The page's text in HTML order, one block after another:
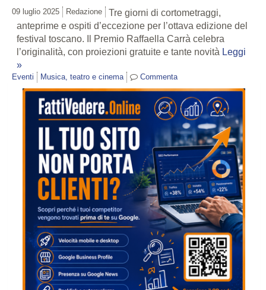
09 luglio 2025 Redazione
Tre giorni di cortometraggi,
anteprime e ospiti d’eccezione per l’ottava edizione del
festival toscano. Il Premio Raffaella Carrà celebra
l’originalità, con proiezioni gratuite e tante novità Leggi
»
Eventi Musica, teatro e cinema Commenta